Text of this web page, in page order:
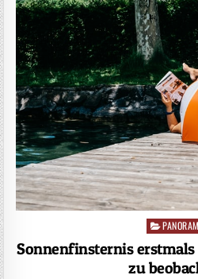
Posted
Sonnenfinsternis erstmals
zu